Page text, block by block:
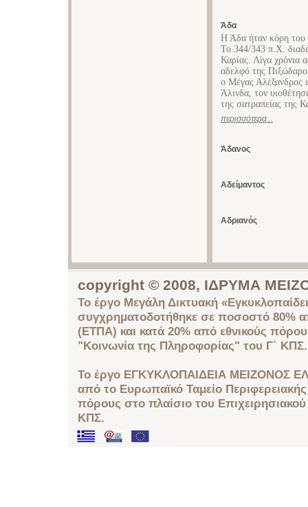
Άδα
Η Άδα ήταν κόρη του
Το 344/343 π.Χ.
Καρίας. Λίγα χρόνια
αδελφό της
ο Μέγας Αλέξανδρος
Άλινδα, τον
της σατραπείας της
περισσότερα...
Άδανος
Αδείμαντος
Αδριανός
copyright © 2008, ΙΔΡΥΜΑ
Το έργο Μεγάλη Δικτυακή
συγχρηματοδοτήθηκε σε ποσοστό 80%
(ΕΤΠΑ) και κατά 20% από εθνικούς
"Κοινωνία της Πληροφορίας" του Γ΄ ΚΠΣ.
Το έργο ΕΓΚΥΚΛΟΠΑΙΔΕΙΑ ΜΕΙΖΟΝΟΣ
από το Ευρωπαϊκό Ταμείο
πόρους στο πλαίσιο του
ΚΠΣ.